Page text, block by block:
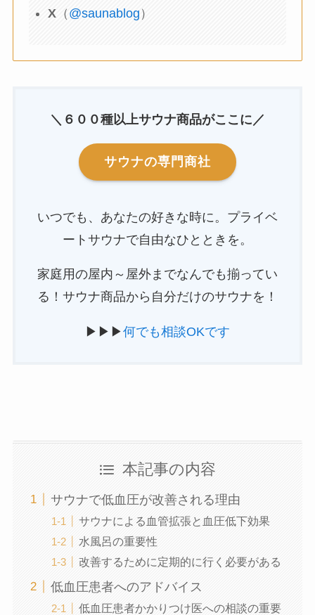
X （ @saunablog ）
＼６００種以上サウナ商品がここに／
サウナの専門商社
いつでも、あなたの好きな時に。プライベ
ートサウナで自由なひとときを。
家庭用の屋内～屋外までなんでも揃ってい
る！サウナ商品から自分だけのサウナを！
▶▶▶何でも相談OKです
本記事の内容
サウナで低血圧が改善される理由
サウナによる血管拡張と血圧低下効果
水風呂の重要性
改善するために定期的に行く必要がある
低血圧患者へのアドバイス
低血圧患者かかりつけ医への相談の重要